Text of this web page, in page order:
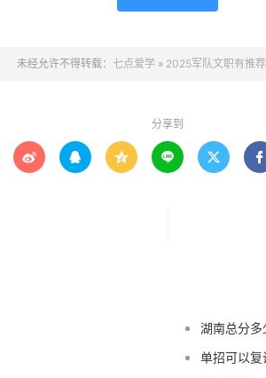
未经允许不得转载： 七点爱学 » 2025军队文职有推
分享到
     
湖南总分多
单招可以复